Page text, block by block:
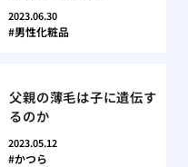
2023.06.30
男性化粧品
父親の薄毛は子に遺伝す
るのか
2023.05.12
かつら